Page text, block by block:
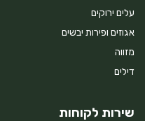
עלים ירוקים
אגוזים ופירות יבשים
מזווה
דילים
שירות לקוחות